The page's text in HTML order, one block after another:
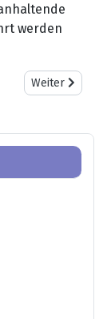
werden
Nächster
Weiter